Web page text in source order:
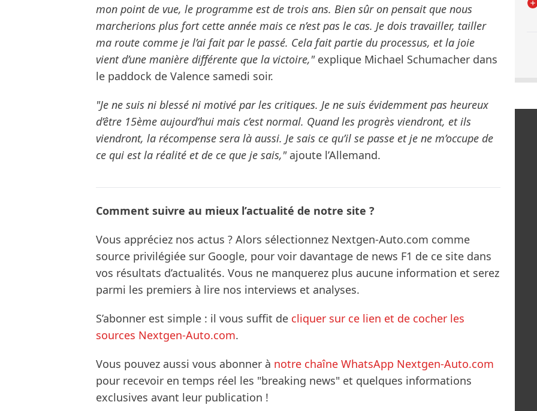
mon point de vue, le programme est de trois ans. Bien sûr on pensait que nous
marcherions plus fort cette année mais ce n’est pas le cas. Je dois travailler, tailler
ma route comme je l’ai fait par le passé. Cela fait partie du processus, et la joie
vient d’une manière différente que la victoire,"explique Michael Schumacher dans
le paddock de Valence samedi soir.
"Je ne suis ni blessé ni motivé par les critiques. Je ne suis évidemment pas heureux
d’être 15ème aujourd’hui mais c’est normal. Quand les progrès viendront, et ils
viendront, la récompense sera là aussi. Je sais ce qu’il se passe et je ne m’occupe de
ce qui est la réalité et de ce que je sais,"ajoute l’Allemand.
Comment suivre au mieux l’actualité de notre site ?
Vous appréciez nos actus ? Alors sélectionnez Nextgen-Auto.com comme
source privilégiée sur Google, pour voir davantage de news F1 de ce site dans
vos résultats d’actualités. Vous ne manquerez plus aucune information et serez
parmi les premiers à lire nos interviews et analyses.
S’abonner est simple : il vous suffit de cliquer sur ce lien et de cocher les
sources Nextgen-Auto.com.
Vous pouvez aussi vous abonner à notre chaîne WhatsApp Nextgen-Auto.com
pour recevoir en temps réel les "breaking news" et quelques informations
exclusives avant leur publication !